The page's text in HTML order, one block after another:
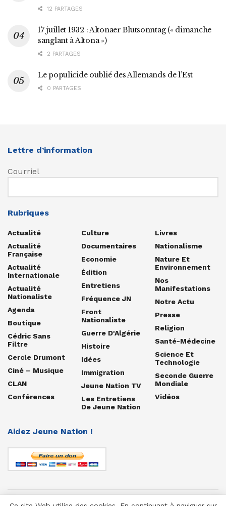
12 PARTAGES
17 juillet 1932 : Altonaer Blutsonntag (« dimanche
sanglant à Altona »)
2 PARTAGES
Le populicide oublié des Allemands de l’Est
0 PARTAGES
Lettre d’information
Courriel
Rubriques
Actualité
Actualité
Française
Actualité
Internationale
Actualité
Nationaliste
Agenda
Boutique
Cédric Sans
Filtre
Cercle Drumont
Ciné – Musique
CLAN
Conférences
Culture
Documentaires
Economie
Édition
Entretiens
Fréquence JN
Front
Nationaliste
Guerre D'Algérie
Histoire
Idées
Immigration
Jeune Nation TV
Les Entretiens
De Jeune Nation
Livres
Nationalisme
Nature Et
Environnement
Nos
Manifestations
Notre Actu
Presse
Religion
Santé-Médecine
Science Et
Technologie
Seconde Guerre
Mondiale
Vidéos
Aidez Jeune Nation !